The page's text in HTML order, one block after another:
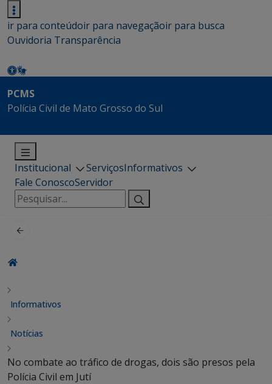
ir para conteúdoir para navegaçãoir para busca
Ouvidoria Transparência
PCMS
Polícia Civil de Mato Grosso do Sul
Institucional ServiçosInformativos
Fale ConoscoServidor
Pesquisar
por:
Informativos
Notícias
No combate ao tráfico de drogas, dois são presos pela
Polícia Civil em Jutí